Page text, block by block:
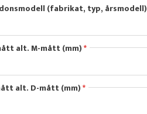
(fabrikat, typ, årsmodell)
alt. M-mått (mm)
alt. D-mått (mm)